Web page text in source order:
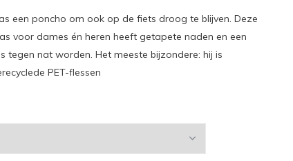
een poncho om ook op de fiets droog te blijven. Deze
voor dames én heren heeft getapete naden en een
tegen nat worden. Het meeste bijzondere: hij is
PET-flessen